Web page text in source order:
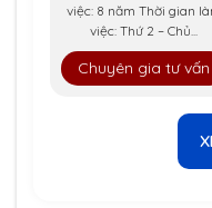
việc: 8 năm Thời gian
việc: Thứ 2 – Chủ...
Chuyên gia tư vấn